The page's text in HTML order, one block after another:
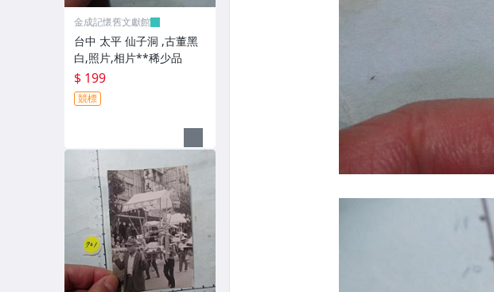
金成記懷舊文獻館
台中 太平 仙子洞 ,古董黑
白,照片,相片**稀少品
$ 199
競標